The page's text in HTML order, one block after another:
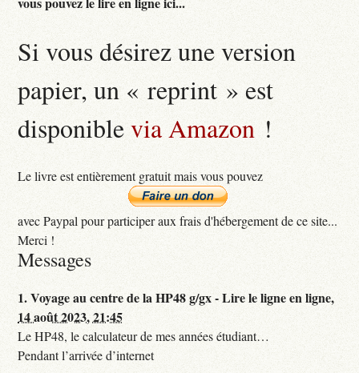
Si vous désirez une version
papier, un « reprint » est
disponiblevia Amazon !
Le livre est entièrement gratuit mais vous pouvez
avec Paypal pour participer aux frais d'hébergement de ce site...
Merci !
Messages
1.Voyage au centre de la HP48 g/gx - Lire le ligne en ligne,
14 août 2023, 21:45
Le HP48, le calculateur de mes années étudiant…
Pendant l’arrivée d’internet